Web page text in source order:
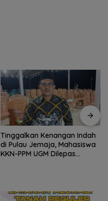
Gelombang Mundur dari PWI
Kepri Berlanjut, Socrates
Ketua Pertama Periode